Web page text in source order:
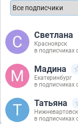
Светлана
Красноярск
в подписчиках
Мадина
Екатеринбург
в подписчиках
Татьяна
Нижневартовск
в подписчиках